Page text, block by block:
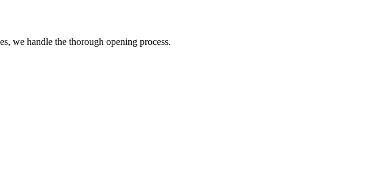
we handle the thorough opening process.